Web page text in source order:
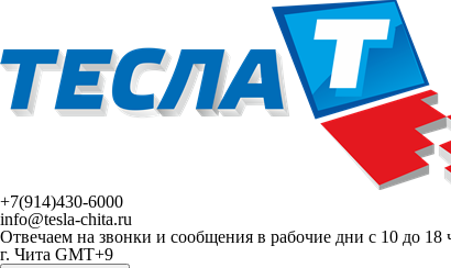
+7(914)430-6000
info@tesla-chita.ru
Отвечаем на звонки и сообщения в рабочие дни с 10 до 18
г. Чита GMT+9